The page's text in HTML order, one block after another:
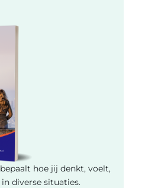
hoe jij denkt, voelt,
diverse situaties.